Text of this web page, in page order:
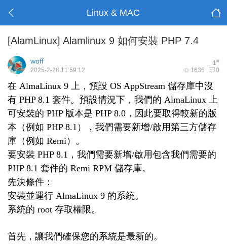
Linux & MAC
[AlamLinux] Alamlinux 9 如何安裝 PHP 7.4
1#
woff
1636 0
2025-2-28 11:59:12
在 AlmaLinux 9 上，預設 OS AppStream 儲存庫中沒
有 PHP 8.1 套件。預設情況下，我們的 AlmaLinux 上
可安裝的 PHP 版本是 PHP 8.0，因此要取得較新的版
本（例如 PHP 8.1），我們需要新增/啟用第三方儲存
庫（例如 Remi）。
要安裝 PHP 8.1，我們需要新增/啟用包含我們需要的
PHP 8.1 套件的 Remi RPM 儲存庫。
先決條件：
安裝並運行 AlmaLinux 9 的系統。
系統的 root 存取權限。
首先，讓我們確保您的系統是最新的。